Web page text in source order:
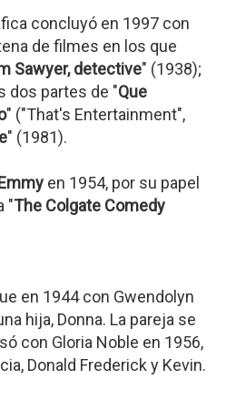
concluyó en 1997 con
de filmes en los que
Sawyer, detective" (1938);
dos partes de "Que
" ("That's Entertainment",
" (1981).
en 1954, por su papel
"The Colgate Comedy
en 1944 con Gwendolyn
hija, Donna. La pareja se
con Gloria Noble en 1956,
Donald Frederick y Kevin.